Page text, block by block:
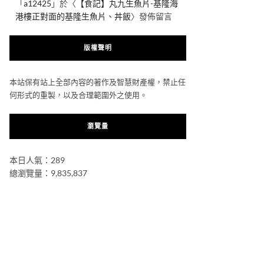
「a12425 」於〈 【食記】丸九生魚片-基隆海
港樓正對面的基隆生魚片、丼飯〉發佈留言
版權聲明
本站保有站上全部內容的著作及智慧財產權，禁止任
何形式的重製，以及合理範圍外之使用。
瀏覽量
本日人氣：289
總瀏覽量：9,835,837